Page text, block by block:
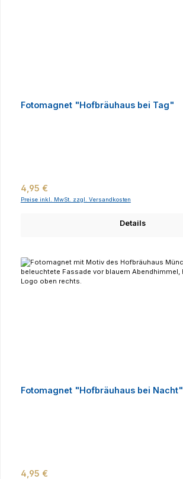
Fotomagnet "Hofbräuhaus bei Tag"
Regulärer Preis:
4,95 €
Preise inkl. MwSt. zzgl. Versandkosten
Details
Fotomagnet "Hofbräuhaus bei Nacht"
Regulärer Preis:
4,95 €